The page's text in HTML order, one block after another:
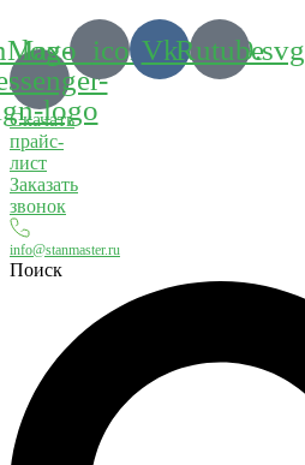
Max-
logo
VkRutube
Скачать
прайс-
лист
Заказать
звонок
info@stanmaster.ru
Поиск